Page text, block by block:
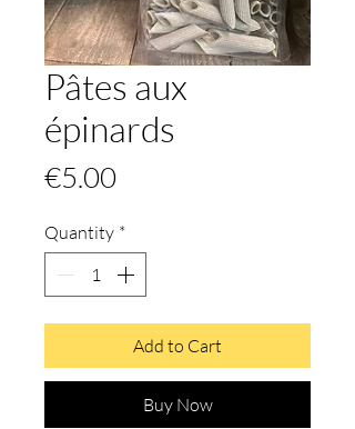
Pâtes aux
épinards
€5.00Price
Quantity *
Add to Cart
Buy Now